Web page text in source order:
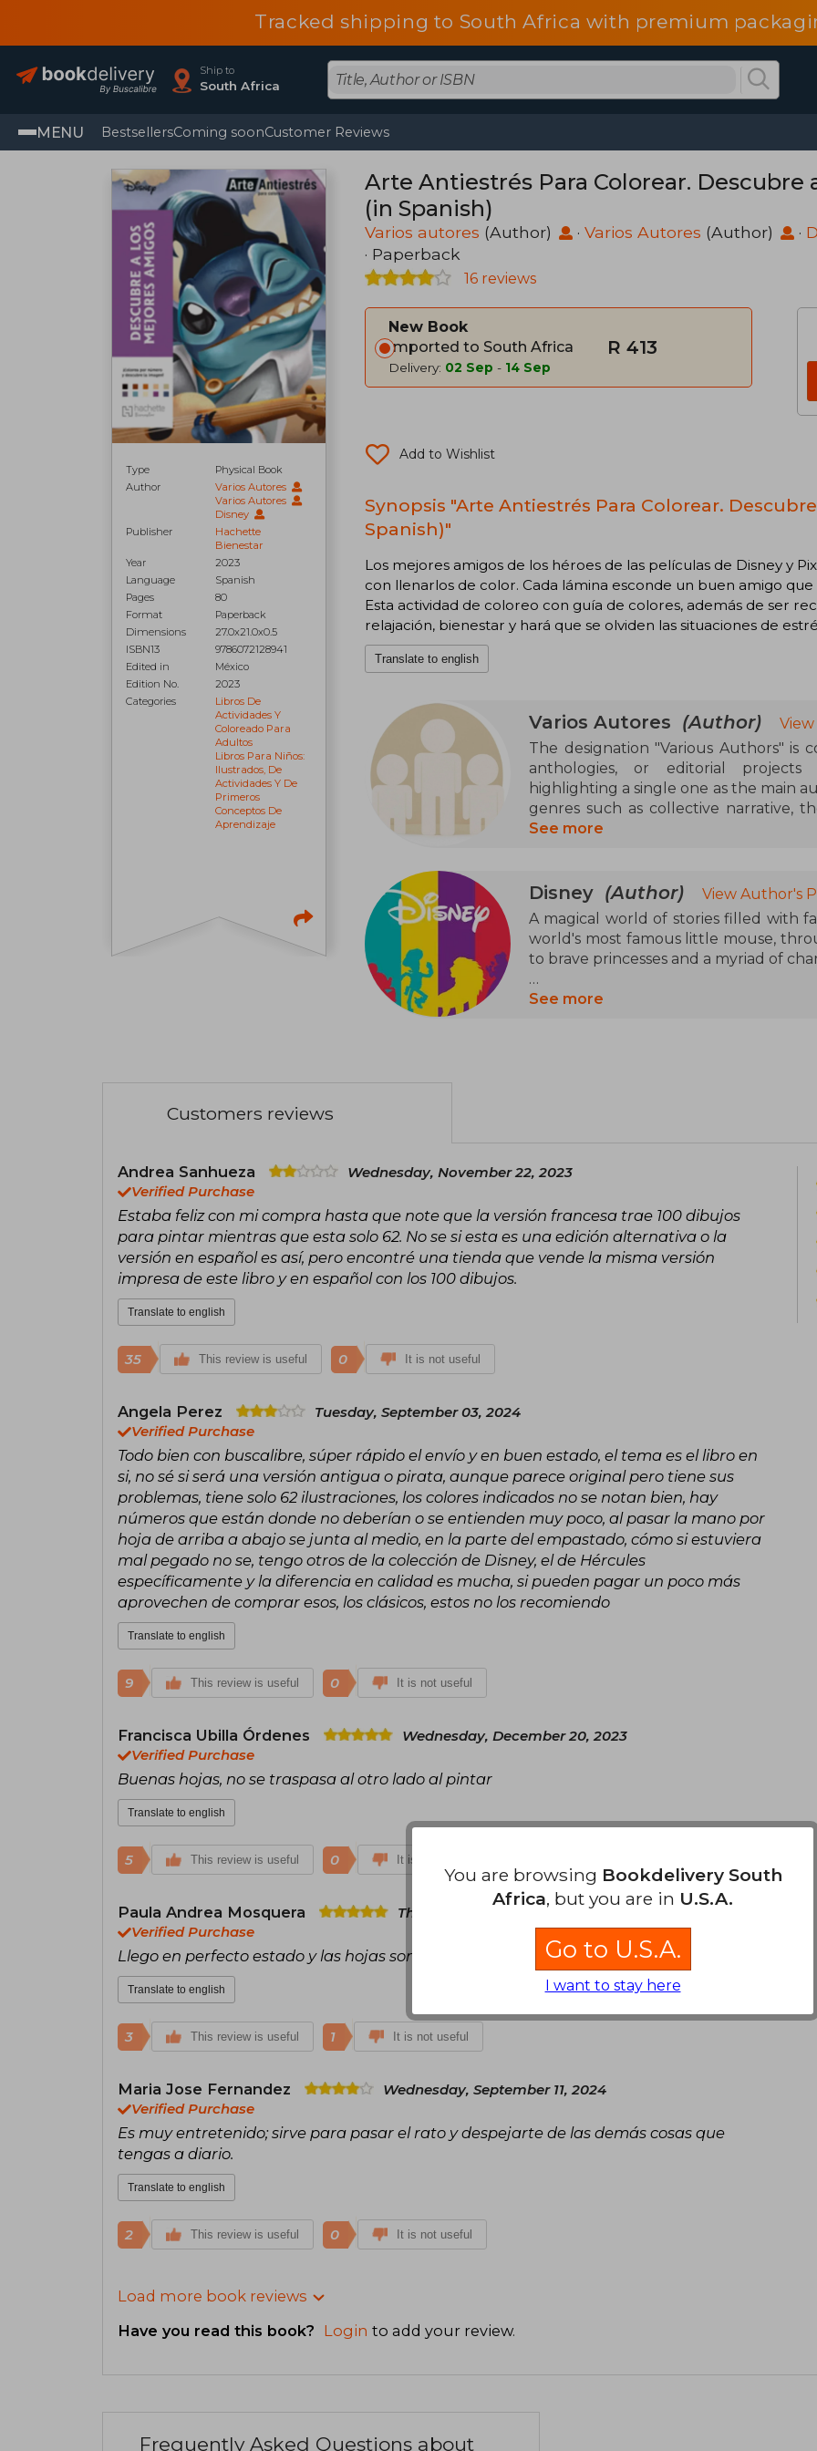
Tracked shipping to South Africa with premium
Ship to
South Africa
MENU BestsellersComing soonCustomer Reviews
Type
Physical Book
Author
Varios Autores
Varios Autores
Disney
Publisher
Hachette
Bienestar
Year
2023
Language
Spanish
Pages
80
Format
Paperback
Dimensions
27.0x21.0x0.5
ISBN13
9786072128941
Edited in
México
Edition No.
2023
Categories
Libros De
Actividades Y
Coloreado Para
Adultos
Libros Para Niños:
Ilustrados, De
Actividades Y De
Primeros
Conceptos De
Aprendizaje
Arte Antiestrés Para Colorear. Descubre
(in Spanish)
Varios autores (Author) · Varios Autores (Author) ·
· Paperback
16 reviews
New Book
Imported to South Africa
Delivery: 02 Sep - 14 Sep
R 413
Add to Wishlist
Synopsis "Arte Antiestrés Para Colorear.
Spanish)"
Los mejores amigos de los héroes de las películas de Disney y
con llenarlos de color. Cada lámina esconde un buen amigo
Esta actividad de coloreo con guía de colores, además de ser
relajación, bienestar y hará que se olviden las situaciones de
Translate to english
Varios Autores (Author)
The designation "Various Authors" is
anthologies, or editorial
highlighting a single one as the main
genres such as collective narrative,
especially, in manuals or
Some well-known works signed
Manual (2021), Extraordinary
Social Sciences (2020), among many
represent a specific person,
name, although the works
academic or publishing institutions.
See more
Disney (Author)
View Author's
A magical world of stories filled with
world's most famous little mouse,
to brave princesses and a myriad of
A universe of books to let the
See more
Customers reviews
Andrea Sanhueza
Wednesday, November 22, 2023
Verified Purchase
Estaba feliz con mi compra hasta que note que la versión francesa trae 100 dibujos
para pintar mientras que esta solo 62. No se si esta es una edición alternativa o la
versión en español es así, pero encontré una tienda que vende la misma versión
impresa de este libro y en español con los 100 dibujos.
Translate to english
35 This review is useful 0 It is not useful
Angela Perez
Tuesday, September 03, 2024
Verified Purchase
Todo bien con buscalibre, súper rápido el envío y en buen estado, el tema es el libro en
si, no sé si será una versión antigua o pirata, aunque parece original pero tiene sus
problemas, tiene solo 62 ilustraciones, los colores indicados no se notan bien, hay
números que están donde no deberían o se entienden muy poco, al pasar la mano por
hoja de arriba a abajo se junta al medio, en la parte del empastado, cómo si estuviera
mal pegado no se, tengo otros de la colección de Disney, el de Hércules
específicamente y la diferencia en calidad es mucha, si pueden pagar un poco más
aprovechen de comprar esos, los clásicos, estos no los recomiendo
Translate to english
9 This review is useful 0 It is not useful
Francisca Ubilla Órdenes
Wednesday, December 20, 2023
Verified Purchase
Buenas hojas, no se traspasa al otro lado al pintar
Translate to english
5 This review is useful 0 It is not useful
Paula Andrea Mosquera
Thursday, July 04, 2024
Verified Purchase
Llego en perfecto estado y las hojas son gruesas
Translate to english
3 This review is useful 1 It is not useful
Maria Jose Fernandez
Wednesday, September 11, 2024
Verified Purchase
Es muy entretenido; sirve para pasar el rato y despejarte de las demás cosas que
tengas a diario.
Translate to english
2 This review is useful 0 It is not useful
Load more book reviews
Have you read this book? Login to add your review.
Frequently Asked Questions about
You are browsing Bookdelivery South
Africa, but you are in U.S.A.
Go to U.S.A.
I want to stay here